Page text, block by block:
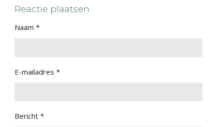
e
n
l
r
e
e
n
Reactie plaatsen
Naam *
E-mailadres *
Bericht *